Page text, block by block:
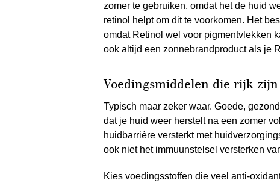
zomer te gebruiken, omdat het de huid
retinol helpt om dit te voorkomen. Het
omdat Retinol wel voor pigmentvlekken
ook altijd een zonnebrandproduct als je
Voedingsmiddelen die rijk
Typisch maar zeker waar. Goede,
dat je huid weer herstelt na een zomer
huidbarrière versterkt met
ook niet het immuunstelsel versterken
Kies voedingsstoffen die veel anti-